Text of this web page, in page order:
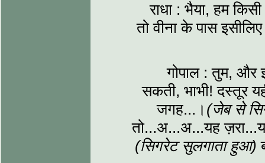
राधा : भैया, हम
तो वीना के पास
गोपाल : तुम, और
सकती, भाभी! दस्तूर
जगह...। (जेब से
तो...अ...अ...यह
(सिगरेट सुलगाता हुआ)